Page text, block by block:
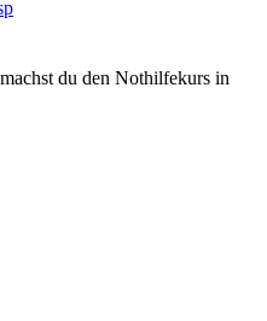
machst du den Nothilfekurs in